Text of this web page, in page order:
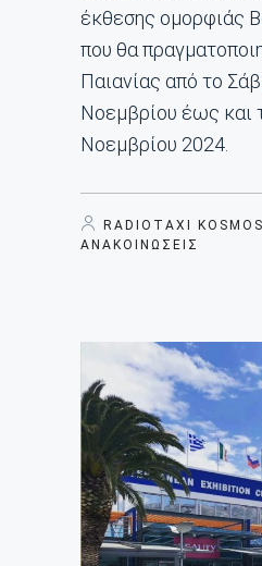
έκθεσης ομορφιάς
που θα
Παιανίας από το
Νοεμβρίου έως και
Νοεμβρίου 2024.
RADIOTAXI KOSMOS
ΑΝΑΚΟΙΝΏΣΕΙΣ